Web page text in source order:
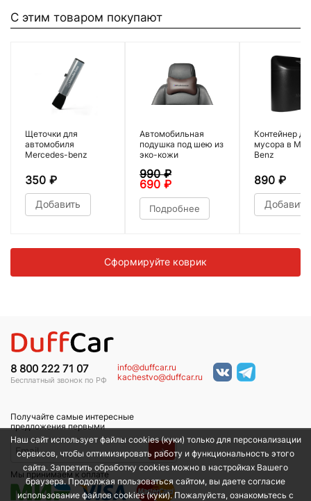
С этим товаром покупают
Щеточки для
автомобиля
Mercedes-benz
350 ₽
Добавить
Автомобильная
подушка под шею из
эко-кожи
990₽
690 ₽
Подробнее
Контейнер
мусора в
Benz
890 ₽
Добавить
Сформируйте коврик
8 800 222 71 07
Бесплатный звонок по РФ
info@duffcar.ru
kachestvo@duffcar.ru
Получайте самые интересные
предложения первыми
→
Мы принимаем к оплате
Наш сайт использует файлы cookies (куки) только для персонализации
сервисов, чтобы оптимизировать работу и функциональность этого
сайта. Запретить обработку cookies можно в настройках Вашего
браузера. Продолжая пользоваться сайтом, вы даете согласие
использование файлов cookies (куки). Пожалуйста, ознакомьтесь с